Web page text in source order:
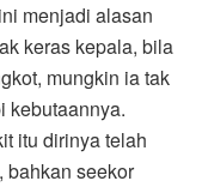
menjadi alasan
keras kepala, bila
mungkin ia tak
kebutaannya.
itu dirinya telah
bahkan seekor